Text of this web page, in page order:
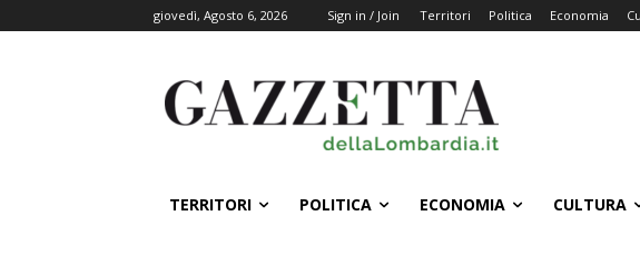
giovedì, Agosto 6, 2026 Sign in / Join Territori Politica Economia
TERRITORI POLITICA ECONOMIA CULTURA